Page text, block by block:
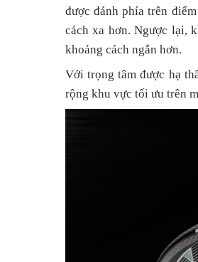
được đánh phía trên
cách xa hơn. Ngược lại,
khoảng cách ngắn hơn.
Với trọng tâm được hạ
rộng khu vực tối ưu trên